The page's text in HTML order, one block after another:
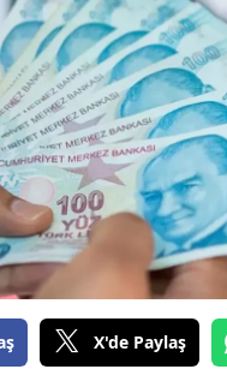
Bilecik
Bingöl
Bitlis
Bolu
Burdur
Bursa
Çanakkale
Çankırı
X'de Paylaş